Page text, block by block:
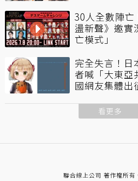
30人全數陣亡
盪新聲》邀實
亡模式」
完全失言！日
者喊「大東亞
國網友集體出
看更多
聯合線上公司 著作權所有